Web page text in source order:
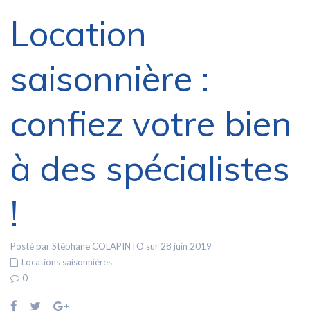
Location
saisonnière :
confiez votre bien
à des spécialistes
!
Posté par Stéphane COLAPINTO sur 28 juin 2019
Locations saisonnières
0